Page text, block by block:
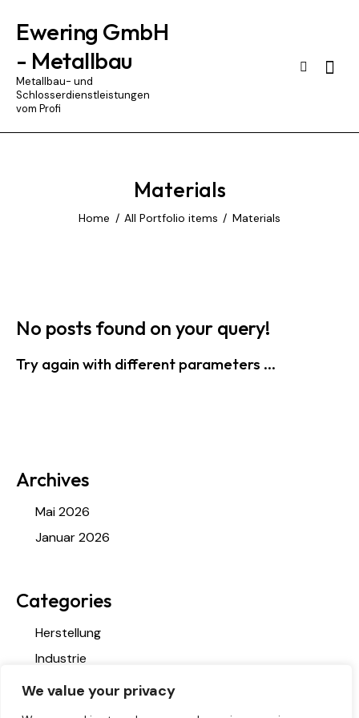
We value your privacy
Ewering GmbH
- Metallbau
Metallbau- und
Schlosserdienstleistungen
vom Profi
Materials
Home All Portfolio items Materials
No posts found on your query!
Try again with different parameters ...
Archives
Mai 2026
Januar 2026
Categories
Herstellung
Industrie
Konstruktion